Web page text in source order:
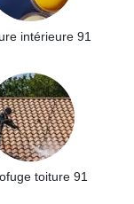
intérieure 91
toiture 91